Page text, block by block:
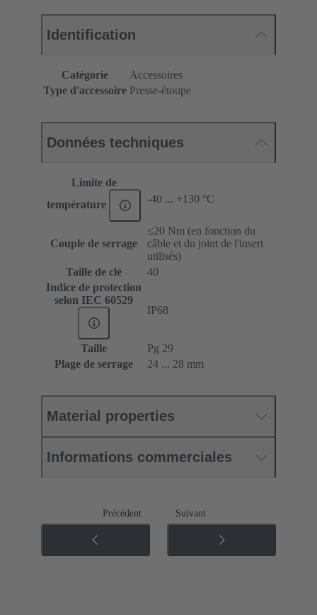
Identification
Catégorie
Accessoires
Type d'accessoire Presse-étoupe
Données techniques
Limite de
température
-40 ... +130 °C
Couple de serrage
≤20 Nm (en fonction du
câble et du joint de l'insert
utilisés)
Taille de clé
40
Indice de protection
selon IEC 60529
IP68
Taille
Pg 29
Plage de serrage
24 ... 28 mm
Material properties
Informations commerciales
Précédent Suivant